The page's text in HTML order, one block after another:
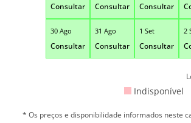
Consultar Consultar Consultar
30 Ago
Consultar
31 Ago
Consultar
1 Set
Consultar
2
Indisponível
* Os preços e disponibilidade informados neste